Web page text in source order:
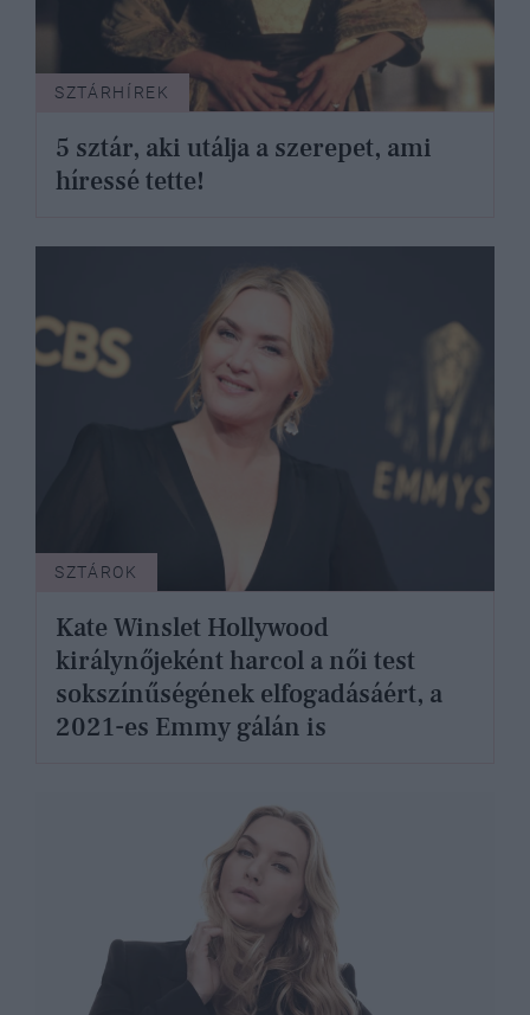
SZTÁRHÍREK
5 sztár, aki utálja a szerepet, ami
híressé tette!
SZTÁROK
Kate Winslet Hollywood
királynőjeként harcol a női test
sokszínűségének elfogadásáért, a
2021-es Emmy gálán is